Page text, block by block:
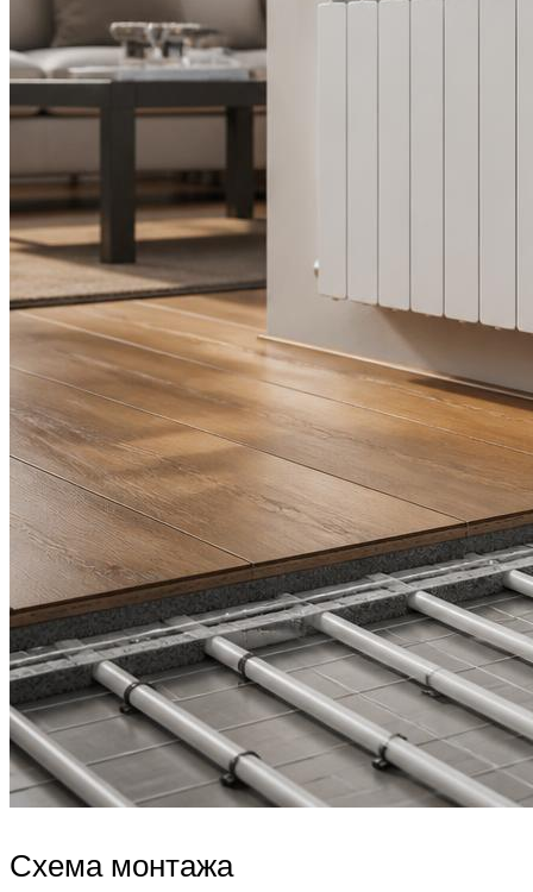
Схема монтажа